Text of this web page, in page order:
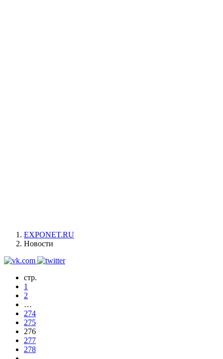
EXPONET.RU
Новости
стр.
1
2
…
274
275
276
277
278